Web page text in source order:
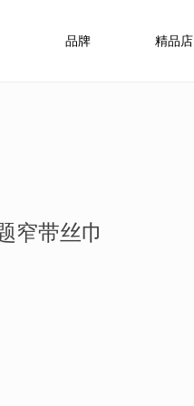
品牌 精品店
窄带丝巾